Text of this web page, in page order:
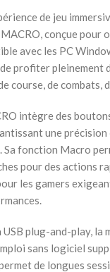
de jeu
MACRO, conçue
avec les PC
profiter pleinement
course, de combats,
intègre des
une
fonction Macro
pour des actions
les gamers
plug-and-play, la
sans logiciel
de longues